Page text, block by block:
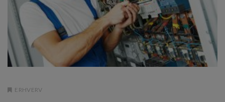
ERHVERV